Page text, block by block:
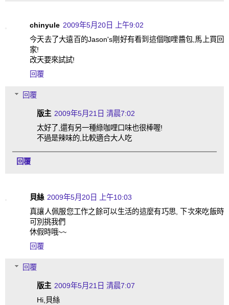
chinyule 2009年5月20日 上午9:02
今天去了大遠百的Jason's剛好有看到這個咖哩醬包,馬上買回
家!
改天要來試試!
回覆
回覆
版主 2009年5月21日 清晨7:02
太好了,還有另一種綠咖哩口味也很棒喔!
不過是辣味的,比較適合大人吃
回覆
貝絲 2009年5月20日 上午10:03
真讓人佩服您工作之餘可以生活的這麼有巧思, 下次來吃飯時
可別挑我們
休假時哦~~
回覆
回覆
版主 2009年5月21日 清晨7:07
Hi,貝絲